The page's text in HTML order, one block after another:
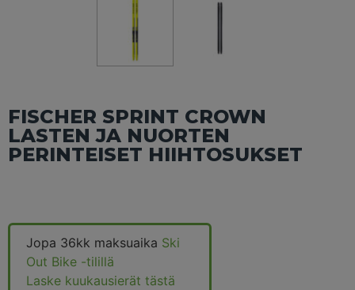
FISCHER SPRINT CROWN
LASTEN JA NUORTEN
PERINTEISET HIIHTOSUKSET
Jopa 36kk maksuaika Ski
Out Bike -tilillä
Laske kuukausierät tästä